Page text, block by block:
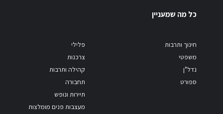
כל מה שמעניין
חינוך ותרבות
משפטי
נדל"ן
ספורט
פלילי
צרכנות
קהילה ותרבות
תחבורה
תיירות ונופש
מעצבות פנים מומלצות